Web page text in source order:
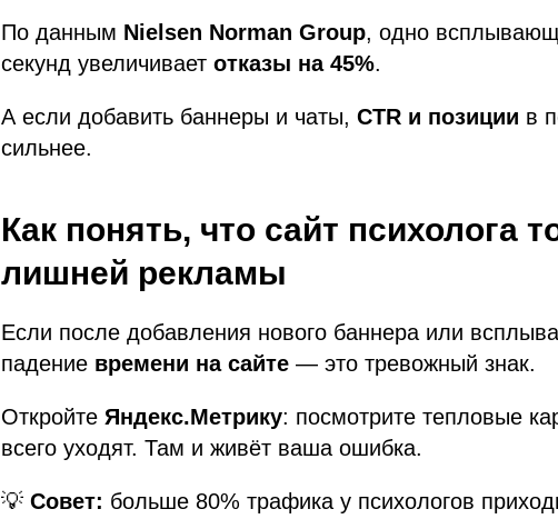
По данным Nielsen Norman Group, одно
секунд увеличивает отказы на 45%.
А если добавить баннеры и чаты, CTR и позиции в
сильнее.
Как понять, что сайт психолога
лишней рекламы
Если после добавления нового баннера или
падение времени на сайте — это тревожный знак.
Откройте Яндекс.Метрику: посмотрите тепловые
всего уходят. Там и живёт ваша ошибка.
💡 Совет: больше 80% трафика у психологов